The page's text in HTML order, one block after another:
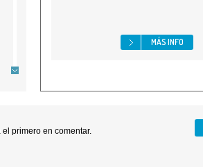
MÁS INFO
primero en comentar.